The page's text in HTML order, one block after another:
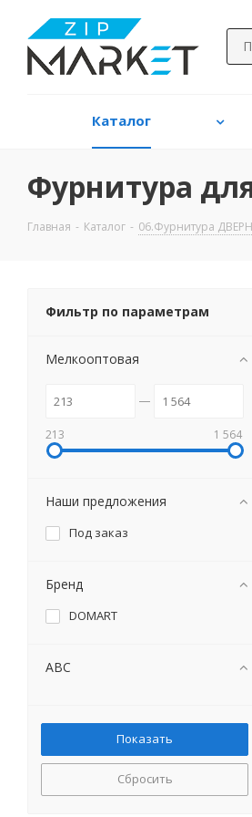
Каталог
Фурнитура
Главная - Каталог - 06.Фурнитура
Фильтр по параметрам
Мелкооптовая
213 1 564
Наши предложения
Под заказ
Бренд
DOMART
ABC
Сбросить